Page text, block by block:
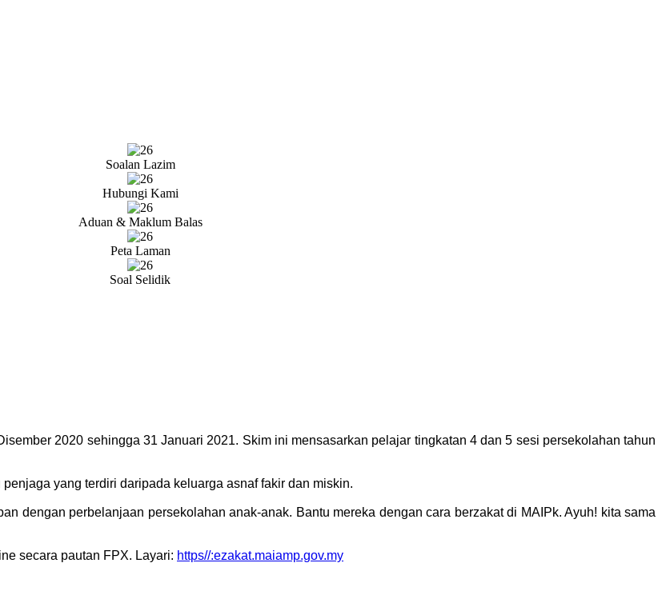
Soalan Lazim
Hubungi Kami
Aduan & Maklum Balas
Peta Laman
Soal Selidik
2020 sehingga 31 Januari 2021. Skim ini mensasarkan pelajar tingkatan 4 dan 5 sesi persekolahan tahun
yang terdiri daripada keluarga asnaf fakir dan miskin.
dengan perbelanjaan persekolahan anak-anak. Bantu mereka dengan cara berzakat di MAIPk. Ayuh! kita sama
secara pautan FPX. Layari: https//:ezakat.maiamp.gov.my